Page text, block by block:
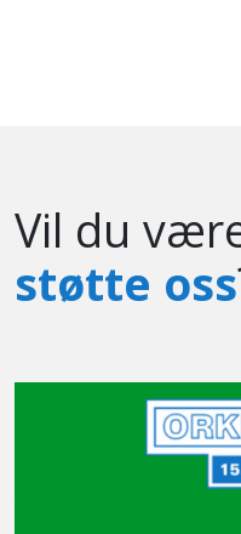
Vil du
støtte oss